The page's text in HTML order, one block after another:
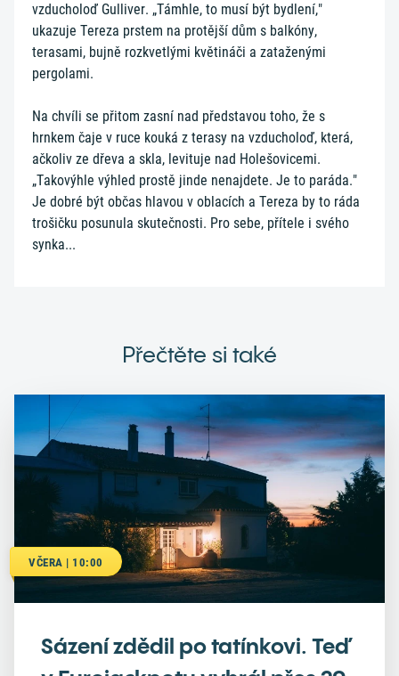
vzducholoď Gulliver. „Támhle, to musí být bydlení,"
ukazuje Tereza prstem na protější dům s balkóny,
terasami, bujně rozkvetlými květináči a zataženými
pergolami.
Na chvíli se přitom zasní nad představou toho, že s
hrnkem čaje v ruce kouká z terasy na vzducholoď, která,
ačkoliv ze dřeva a skla, levituje nad Holešovicemi.
„Takovýhle výhled prostě jinde nenajdete. Je to paráda."
Je dobré být občas hlavou v oblacích a Tereza by to ráda
trošičku posunula skutečnosti. Pro sebe, přítele i svého
synka...
Přečtěte si také
VČERA | 10:00
Sázení zdědil po tatínkovi. Teď